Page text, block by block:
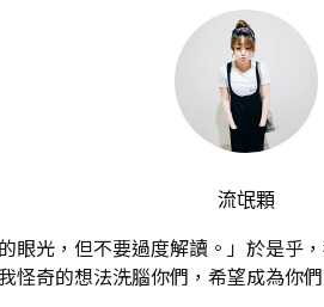
流氓顆
眼光，但不要過度解讀。」於是乎
怪奇的想法洗腦你們，希望成為你